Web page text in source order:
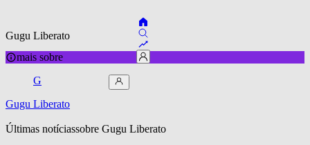
Gugu Liberato
mais sobre
G
Gugu Liberato
Últimas notíciassobre Gugu Liberato